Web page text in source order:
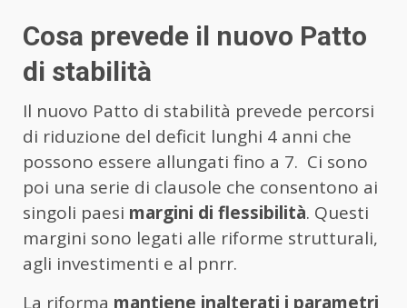
Cosa prevede il nuovo Patto
di stabilità
Il nuovo Patto di stabilità prevede percorsi
di riduzione del deficit lunghi 4 anni che
possono essere allungati fino a 7. Ci sono
poi una serie di clausole che consentono ai
singoli paesi margini di flessibilità. Questi
margini sono legati alle riforme strutturali,
agli investimenti e al pnrr.
La riforma mantiene inalterati i parametri